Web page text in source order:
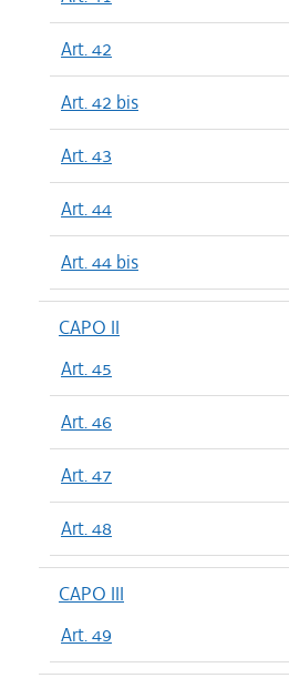
Art. 42
Art. 42 bis
Art. 43
Art. 44
Art. 44 bis
CAPO II
Art. 45
Art. 46
Art. 47
Art. 48
CAPO III
Art. 49